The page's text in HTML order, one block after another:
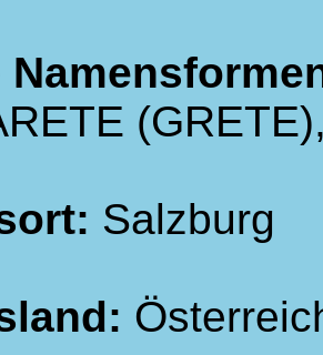
Salzburg